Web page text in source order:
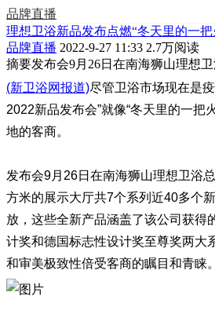
品牌直播
理想卫浴新品发布点燃“冬天里的一把
品牌直播 2022-9-27 11:33 2.7万阅读
摘要发布会9月26日在南海狮山理想卫
(新卫浴网报道)尽管卫浴市场现在是
2022新品发布会”就像“冬天里的一把
地的客商。
发布会9月26日在南海狮山理想卫浴
方米的展示大厅共7个系列近40多个
放，这些全新产品涵盖了该公司获得
计奖和德国标志性设计奖至尊奖两大
和审美极致性倍受客商的瞩目和青睐。